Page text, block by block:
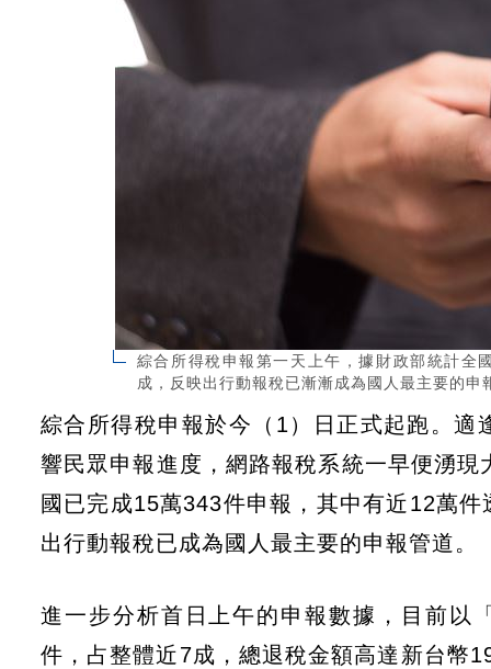
綜合所得稅申報第一天上午，據財政部統計
成，反映出行動報稅已漸漸成為國人最主要的
綜合所得稅申報於今（1）日正式起跑。
響民眾申報進度，網路報稅系統一早便湧
國已完成15萬343件申報，其中有近12萬
出行動報稅已成為國人最主要的申報管道。
進一步分析首日上午的申報數據，目前以
件，占整體近7成，總退稅金額高達新台幣